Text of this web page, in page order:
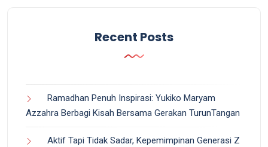
Recent Posts
Ramadhan Penuh Inspirasi: Yukiko Maryam
Azzahra Berbagi Kisah Bersama Gerakan TurunTangan
Aktif Tapi Tidak Sadar, Kepemimpinan Generasi Z